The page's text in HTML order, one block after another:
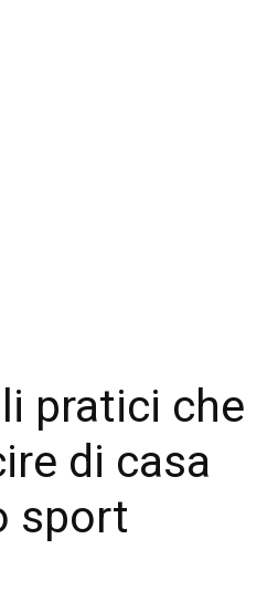
pratici che
di casa
sport